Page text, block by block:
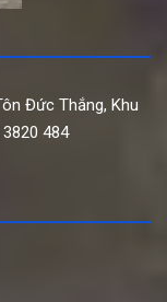
Đức Thắng, Khu
484